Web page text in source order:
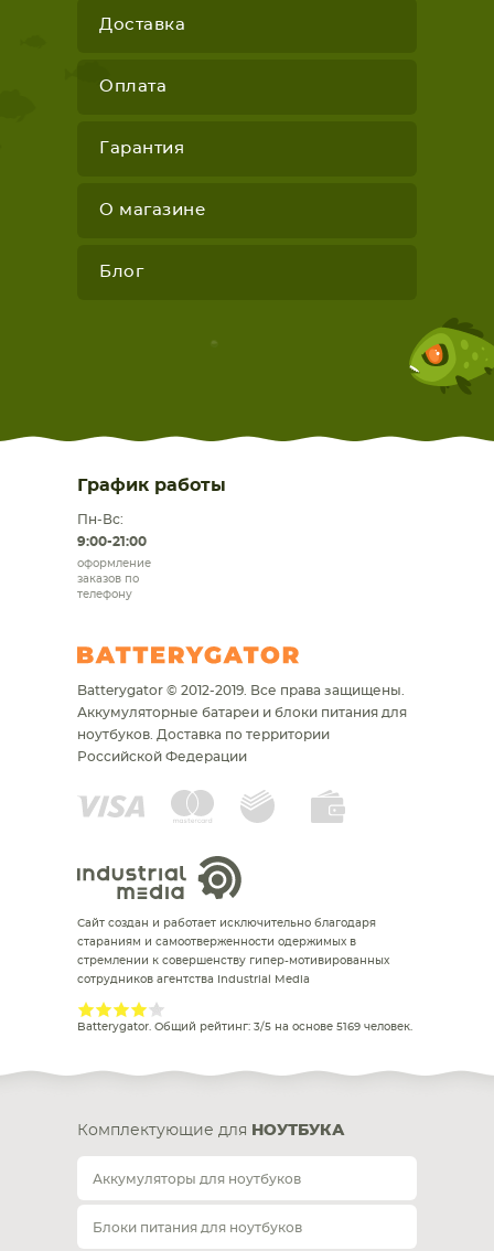
Доставка
Оплата
Гарантия
О магазине
Блог
График работы
Пн-Вс:
9:00-21:00
оформление
заказов по
телефону
Batterygator © 2012-2019. Все права защищены.
Аккумуляторные батареи и блоки питания для
ноутбуков. Доставка по территории
Российской Федерации
Сайт создан и работает исключительно благодаря
стараниям и самоотверженности одержимых в
стремлении к совершенству гипер-мотивированных
сотрудников агентства Industrial Media
Batterygator. Общий рейтинг: 3/5 на основе 5169 человек.
Комплектующие для НОУТБУКА
Аккумуляторы для ноутбуков
Блоки питания для ноутбуков